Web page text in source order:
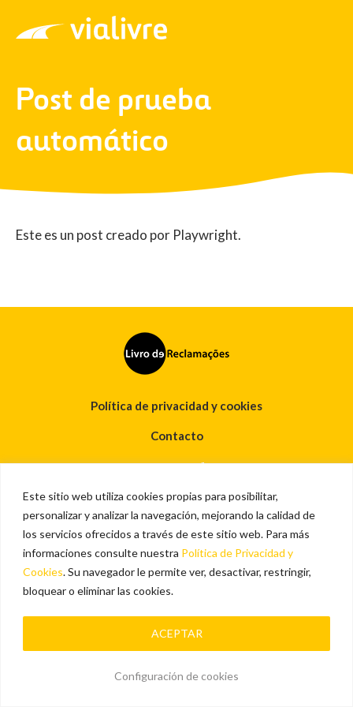
Este sitio web utiliza cookies propias para posibilitar,
personalizar y analizar la navegación, mejorando la calidad de
los servicios ofrecidos a través de este sitio web. Para más
informaciones consulte nuestra Política de Privacidad y
Cookies. Su navegador le permite ver, desactivar, restringir,
bloquear o eliminar las cookies.
Configuración de cookies
ACEPTAR
Vialivre
Post de prueba
automático
Este es un post creado por Playwright.
Política de privacidad y cookies
Contacto
Copyright © 2026